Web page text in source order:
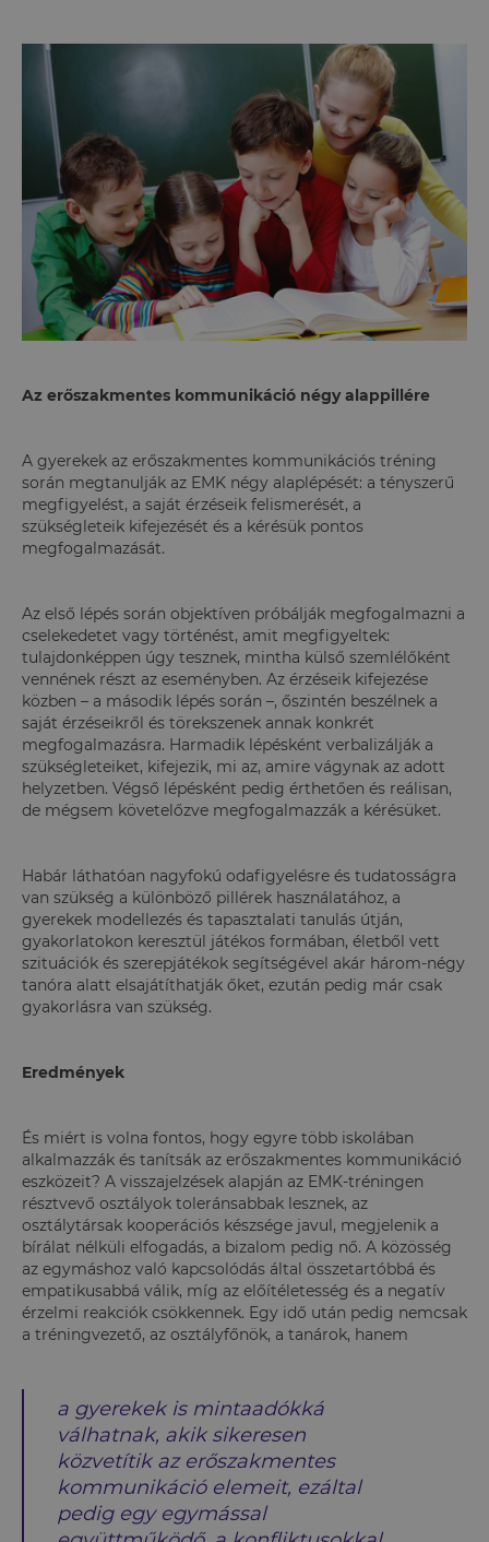
Az erőszakmentes kommunikáció négy alappillére
A gyerekek az erőszakmentes kommunikációs tréning
során megtanulják az EMK négy alaplépését: a tényszerű
megfigyelést, a saját érzéseik felismerését, a
szükségleteik kifejezését és a kérésük pontos
megfogalmazását.
Az első lépés során objektíven próbálják megfogalmazni a
cselekedetet vagy történést, amit megfigyeltek:
tulajdonképpen úgy tesznek, mintha külső szemlélőként
vennének részt az eseményben. Az érzéseik kifejezése
közben – a második lépés során –, őszintén beszélnek a
saját érzéseikről és törekszenek annak konkrét
megfogalmazásra. Harmadik lépésként verbalizálják a
szükségleteiket, kifejezik, mi az, amire vágynak az adott
helyzetben. Végső lépésként pedig érthetően és reálisan,
de mégsem követelőzve megfogalmazzák a kérésüket.
Habár láthatóan nagyfokú odafigyelésre és tudatosságra
van szükség a különböző pillérek használatához, a
gyerekek modellezés és tapasztalati tanulás útján,
gyakorlatokon keresztül játékos formában, életből vett
szituációk és szerepjátékok segítségével akár három-négy
tanóra alatt elsajátíthatják őket, ezután pedig már csak
gyakorlásra van szükség.
Eredmények
És miért is volna fontos, hogy egyre több iskolában
alkalmazzák és tanítsák az erőszakmentes kommunikáció
eszközeit? A visszajelzések alapján az EMK-tréningen
résztvevő osztályok toleránsabbak lesznek, az
osztálytársak kooperációs készsége javul, megjelenik a
bírálat nélküli elfogadás, a bizalom pedig nő. A közösség
az egymáshoz való kapcsolódás által összetartóbbá és
empatikusabbá válik, míg az előítéletesség és a negatív
érzelmi reakciók csökkennek. Egy idő után pedig nemcsak
a tréningvezető, az osztályfőnök, a tanárok, hanem
a gyerekek is mintaadókká
válhatnak, akik sikeresen
közvetítik az erőszakmentes
kommunikáció elemeit, ezáltal
pedig egy egymással